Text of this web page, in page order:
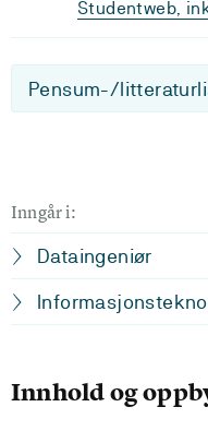
Studentweb,
Pensum-/
Inngår i:
Dataingeniør
Innhold og